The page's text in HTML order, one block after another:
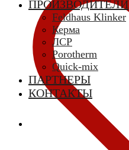
ПРОИЗВОДИТЕЛИ
Feldhaus Klinker
Керма
ЛСР
Porotherm
Quick-mix
ПАРТНЕРЫ
КОНТАКТЫ